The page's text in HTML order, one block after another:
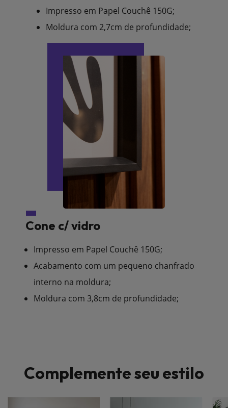
Impresso em Papel Couchê 150G;
Moldura com 2,7cm de profundidade;
Cone c/ vidro
Impresso em Papel Couchê 150G;
Acabamento com um pequeno chanfrado
interno na moldura;
Moldura com 3,8cm de profundidade;
Complemente seu estilo